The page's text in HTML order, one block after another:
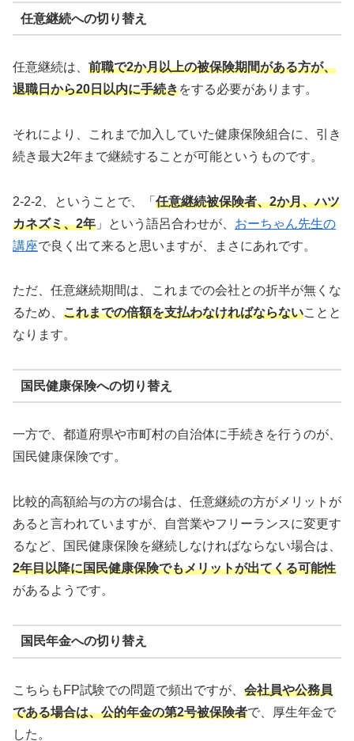
任意継続への切り替え
任意継続は、 前職で2か月以上の被保険期間がある方が、
退職日から20日以内に手続きをする必要があります。
それにより、これまで加入していた健康保険組合に、引き
続き最大2年まで継続することが可能というものです。
2-2-2、ということで、「 任意継続被保険者、2か月、ハツ
カネズミ、2年 」という語呂合わせが、 おーちゃん先生の
講座で良く出て来ると思いますが、まさにあれです。
ただ、任意継続期間は、これまでの会社との折半が無くな
るため、 これまでの倍額を支払わなければならないことと
なります。
国民健康保険への切り替え
一方で、都道府県や市町村の自治体に手続きを行うのが、
国民健康保険です。
比較的高額給与の方の場合は、任意継続の方がメリットが
あると言われていますが、自営業やフリーランスに変更す
るなど、国民健康保険を継続しなければならない場合は、
2年目以降に国民健康保険でもメリットが出てくる可能性
があるようです。
国民年金への切り替え
こちらもFP試験での問題で頻出ですが、 会社員や公務員
である場合は、公的年金の第2号被保険者で、厚生年金で
した。